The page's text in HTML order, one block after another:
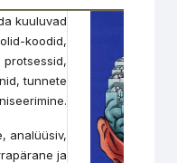
kuuluvad
koodid,
protsessid,
tunnete
analüüsiv,
ja